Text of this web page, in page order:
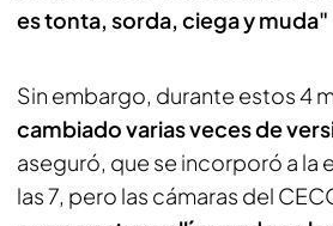
es tonta, sorda, ciega y muda"
Sin embargo, durante estos 4
cambiado varias veces de
aseguró, que se incorporó a la
las 7, pero las cámaras del